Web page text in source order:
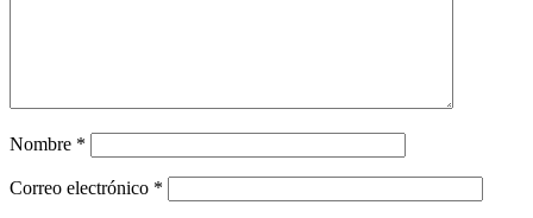
Nombre *
Correo electrónico *